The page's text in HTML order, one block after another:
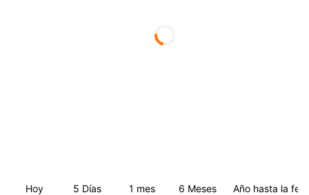
Hoy
5 Días
1 mes
6 Meses
Año hasta la